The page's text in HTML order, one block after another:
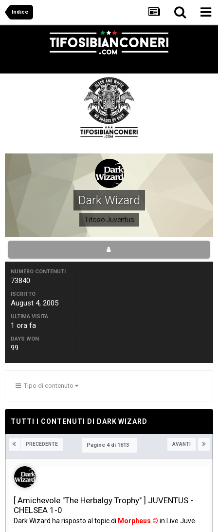
Indice
Dark Wizard
Tifoso Juventus
NUMERO CONTENUTI
73840
ISCRITTO
August 4, 2005
ULTIMA VISITA
1 ora fa
DAYS WON
99
Tipo di contenuto
TUTTI I CONTENUTI DI DARK WIZARD
PRECEDENTE AVANTI
Pagine 4 di 1613
[ Amichevole "The Herbalgy Trophy" ] JUVENTUS -
CHELSEA 1-0
Dark Wizard ha risposto al topic di Morpheus © in Live Juve